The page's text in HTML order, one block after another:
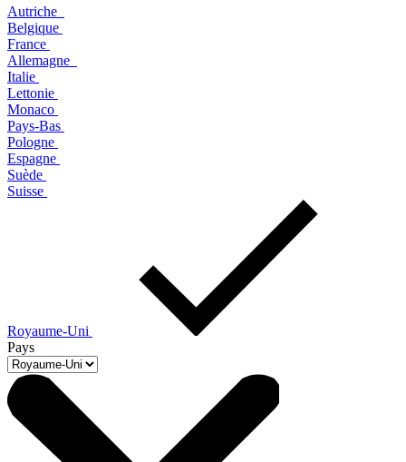
Autriche
Belgique
France
Allemagne
Italie
Lettonie
Monaco
Pays-Bas
Pologne
Espagne
Suède
Suisse
Royaume-Uni
Pays